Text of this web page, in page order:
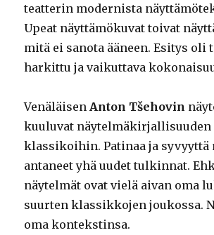
teatterin modernista
Upeat näyttämökuvat toivat
mitä ei sanota ääneen. Esitys oli
harkittu ja vaikuttava
Venäläisen Anton Tšehovin
kuuluvat
klassikoihin. Patinaa ja
antaneet yhä uudet tulkinnat.
näytelmät ovat vielä aivan oma
suurten klassikkojen joukossa.
oma kontekstinsa.